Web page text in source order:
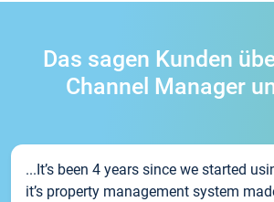
Das sagen Kunden
Channel Manager
...It’s been 4 years since we started
it’s property management system